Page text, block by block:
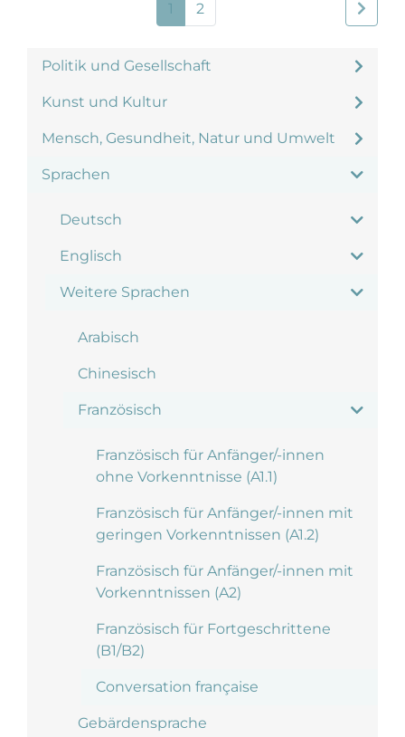
Politik und Gesellschaft
Kunst und Kultur
Mensch, Gesundheit, Natur und Umwelt
Sprachen
Deutsch
Englisch
Weitere Sprachen
Arabisch
Chinesisch
Französisch
Französisch für Anfänger/-innen
ohne Vorkenntnisse (A1.1)
Französisch für Anfänger/-innen mit
geringen Vorkenntnissen (A1.2)
Französisch für Anfänger/-innen mit
Vorkenntnissen (A2)
Französisch für Fortgeschrittene
(B1/B2)
Conversation française
Gebärdensprache
1 2